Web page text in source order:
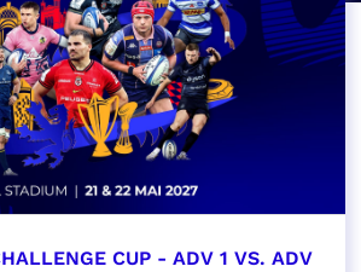
CUP - ADV 1 VS. ADV